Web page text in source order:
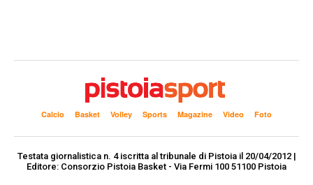
Calcio Basket Volley Sports Magazine Video Foto
Testata giornalistica n. 4 iscritta al tribunale di Pistoia il 20/04/2012 |
Editore: Consorzio Pistoia Basket - Via Fermi 100 51100 Pistoia